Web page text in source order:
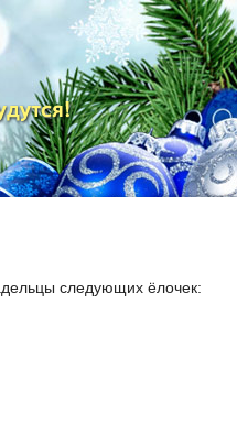
следующих ёлочек: